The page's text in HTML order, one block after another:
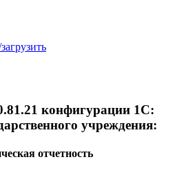
конфигурации 1С:
учреждения:
отчетность